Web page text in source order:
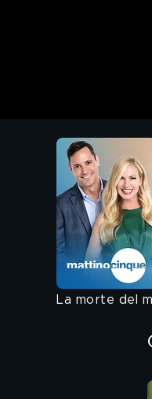
La morte del